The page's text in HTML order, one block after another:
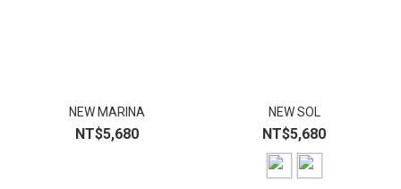
NEW MARINA
NT$5,680
NEW SOL
NT$5,680